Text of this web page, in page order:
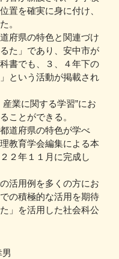
置を確実に身に付け、
。
府県の特色と関連づけ
た」であり、安中市が
書でも、３、４年下の
という活動が掲載され
業に関する学習”にお
ことができる。
道府県の特色が学べ
教育学会編集による本
２年１１月に完成し
活用例を多くの方にお
の積極的な活用を期待
」を活用した社会科公